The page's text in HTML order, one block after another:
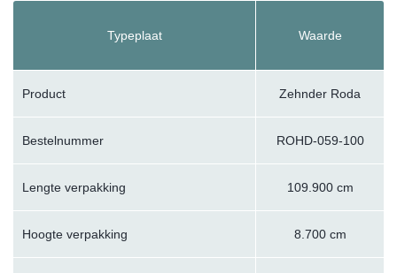
Typeplaat Waarde
Product Zehnder Roda
Bestelnummer ROHD-059-100
Lengte verpakking 109.900 cm
Hoogte verpakking 8.700 cm